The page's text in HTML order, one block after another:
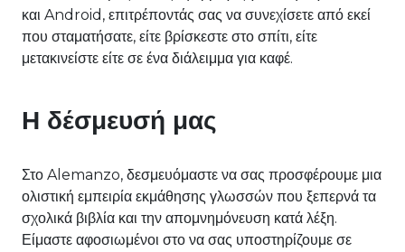
και Android, επιτρέποντάς σας να συνεχίσετε από εκεί
που σταματήσατε, είτε βρίσκεστε στο σπίτι, είτε
μετακινείστε είτε σε ένα διάλειμμα για καφέ.
Η δέσμευσή μας
Στο Alemanzo, δεσμευόμαστε να σας προσφέρουμε μια
ολιστική εμπειρία εκμάθησης γλωσσών που ξεπερνά τα
σχολικά βιβλία και την απομνημόνευση κατά λέξη.
Είμαστε αφοσιωμένοι στο να σας υποστηρίζουμε σε